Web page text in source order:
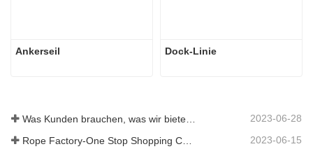
Ankerseil Dock-Linie
2023-06-28
Rope Factory-One Stop Shopping Center-Tai an Rope LTD 2023-06-15